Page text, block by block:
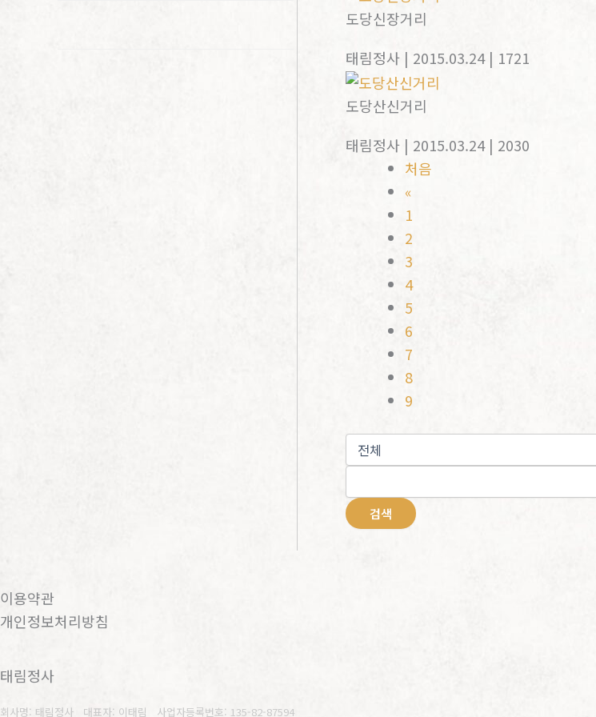
도당신장거리
태림정사 | 2015.03.24 | 1721
도당산신거리
태림정사 | 2015.03.24 | 2030
처음
«
1
2
3
4
5
6
7
8
9
검색
이용약관
개인정보처리방침
태림정사
회사명: 태림정사 대표자: 이태림 사업자등록번호: 135-82-87594